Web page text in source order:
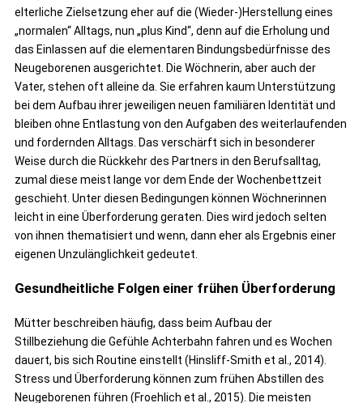
elterliche Zielsetzung eher auf die (Wieder-)Herstellung eines
„normalen“ Alltags, nun „plus Kind“, denn auf die Erholung und
das Einlassen auf die elementaren Bindungsbedürfnisse des
Neugeborenen ausgerichtet. Die Wöchnerin, aber auch der
Vater, stehen oft alleine da. Sie erfahren kaum Unterstützung
bei dem Aufbau ihrer jeweiligen neuen familiären Identität und
bleiben ohne Entlastung von den Aufgaben des weiterlaufenden
und fordernden Alltags. Das verschärft sich in besonderer
Weise durch die Rückkehr des Partners in den Berufsalltag,
zumal diese meist lange vor dem Ende der Wochenbettzeit
geschieht. Unter diesen Bedingungen können Wöchnerinnen
leicht in eine Überforderung geraten. Dies wird jedoch selten
von ihnen thematisiert und wenn, dann eher als Ergebnis einer
eigenen Unzulänglichkeit gedeutet.
Gesundheitliche Folgen einer frühen Überforderung
Mütter beschreiben häufig, dass beim Aufbau der
Stillbeziehung die Gefühle Achterbahn fahren und es Wochen
dauert, bis sich Routine einstellt (Hinsliff-Smith et al., 2014).
Stress und Überforderung können zum frühen Abstillen des
Neugeborenen führen (Froehlich et al., 2015). Die meisten